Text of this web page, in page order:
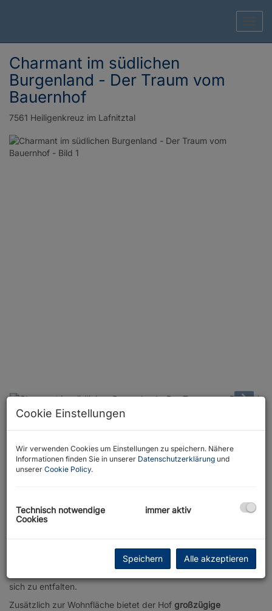
Charmant im südlichen
Burgenland - Der Traum vom
Bauernhof
7561 Heiligenkreuz im Lafnitztal
Beschreibung
Die pure Flexibilität in einem Objekt - So vielseitig wie das
Leben!
Wohnkomfort und bietet ideale Bedingungen für Menschen, die
von einem selbstbestimmten Leben auf dem Land träumen, um
der Hektik des Alltags zu entfliehen.
Wohnfläche von ca. 110 m²auf einer
sich zu entfalten.
Zusätzlich zur Wohnfläche bietet der Hof großzügige
Cookie Einstellungen
Wir verwenden Cookies um Einstellungen zu speichern. Nähere
Informationen finden Sie in unserer Datenschutzerklärung und
unserer Cookie Policy.
Technisch notwendige
Cookies
immer aktiv
Speichern Alle akzeptieren